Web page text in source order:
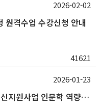
원격수업 수강신청 안내
41621
2026-02-02
(~1/30) 2026학년도 1학기 대학혁신지원사업 인문학 역량강화 학업지원금 지원 선발 안내(학·석·박사)
2026-01-23